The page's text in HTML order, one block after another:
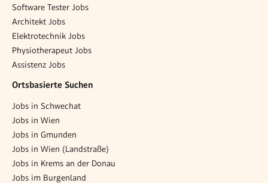
Software Tester Jobs
Architekt Jobs
Elektrotechnik Jobs
Physiotherapeut Jobs
Assistenz Jobs
Ortsbasierte Suchen
Jobs in Schwechat
Jobs in Wien
Jobs in Gmunden
Jobs in Wien (Landstraße)
Jobs in Krems an der Donau
Jobs im Burgenland